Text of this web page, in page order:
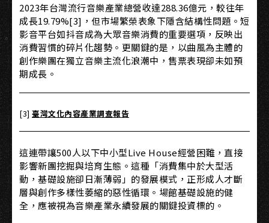
2023年台灣流行音樂產業總營收達288.36億元，較往年
成長19.79%[3]，但市場繁榮表象下隱含結構性問題。短
影音平台如抖音成為大眾音樂消費的重要選項，反映出
消費習慣的碎片化趨勢。更關鍵的是，以曲風為主體的
創作樂團在獨立音樂主流化浪潮中，售票表現卻未如預
期成長。
[3] 臺灣文化內容產業調查報告
這連帶讓500人以下中小型Live House經營困難，直接
影響新團挖掘與培育生態。這種「消費集中於大型活
動，基礎設施卻日漸薄弱」的發展模式，正形成人才斷
層與創作多樣性萎縮的惡性循環。場館基礎設施的健
全，應被視為音樂產業永續發展的關鍵投資標的。